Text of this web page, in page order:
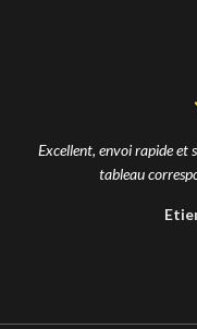
Excellent, envoi rapide et
tableau